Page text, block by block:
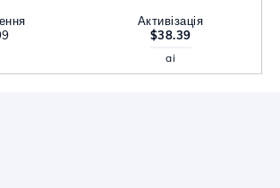
Активізація
$38.39
ai